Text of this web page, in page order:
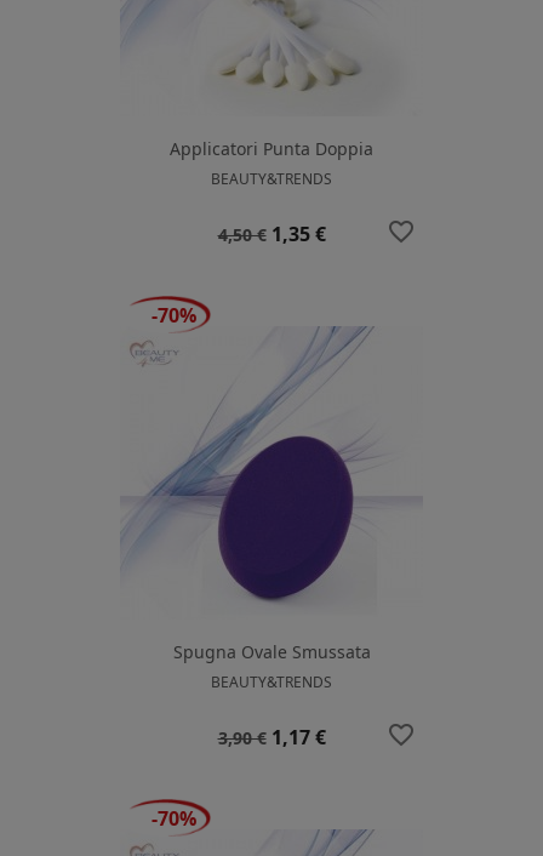
Applicatori Punta Doppia
BEAUTY&TRENDS
Prezzo
4,50 € Prezzo
1,35 € favorite_border
Spugna Ovale Smussata
BEAUTY&TRENDS
Prezzo
3,90 € Prezzo
1,17 €
-70%
favorite_border
-70%